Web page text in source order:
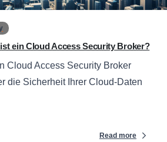
ein Cloud Access Security Broker?
Cloud Access Security Broker
die Sicherheit Ihrer Cloud-Daten
Read more